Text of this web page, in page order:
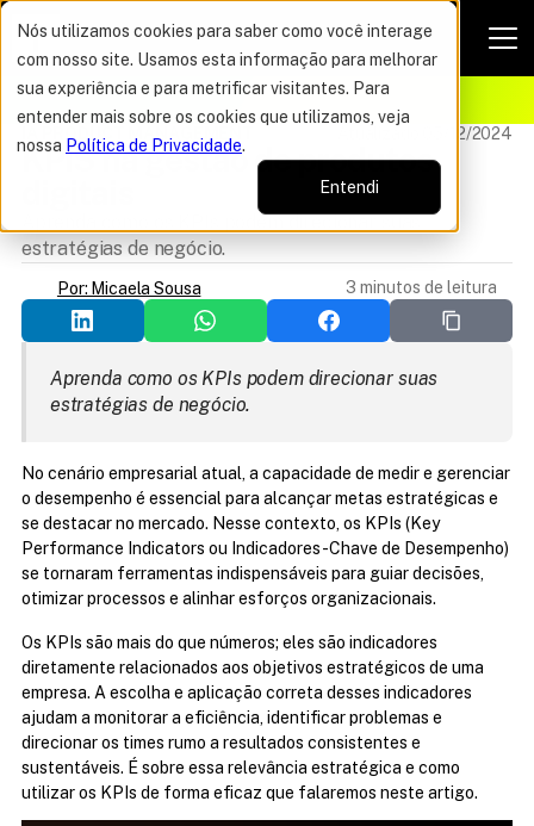
Nós utilizamos cookies para saber como você interage
com nosso site. Usamos esta informação para melhorar
sua experiência e para metrificar visitantes. Para
entender mais sobre os cookies que utilizamos, veja
nossa Política de Privacidade.
Entendi
OFERTA DO ANO VAGAS POR TEMPO LIMITADO
Atualizado 05/12/2024
KPIS na gestão de produtos
Aprenda como os KPIs podem direcionar suas
estratégias de negócio.
Por: Micaela Sousa 3 minutos de leitura
Aprenda como os KPIs podem direcionar suas
estratégias de negócio.
No cenário empresarial atual, a capacidade de medir e gerenciar
o desempenho é essencial para alcançar metas estratégicas e
se destacar no mercado. Nesse contexto, os KPIs (Key
Performance Indicators ou Indicadores-Chave de Desempenho)
se tornaram ferramentas indispensáveis para guiar decisões,
otimizar processos e alinhar esforços organizacionais.
Os KPIs são mais do que números; eles são indicadores
diretamente relacionados aos objetivos estratégicos de uma
empresa. A escolha e aplicação correta desses indicadores
ajudam a monitorar a eficiência, identificar problemas e
direcionar os times rumo a resultados consistentes e
sustentáveis. É sobre essa relevância estratégica e como
utilizar os KPIs de forma eficaz que falaremos neste artigo.